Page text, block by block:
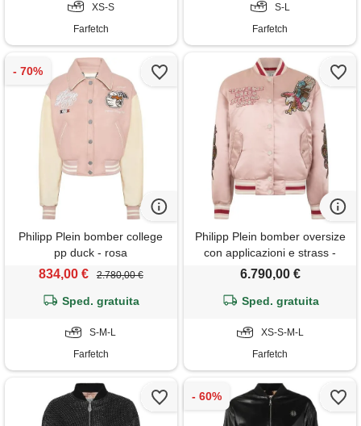
XS-S
Farfetch
S-L
Farfetch
Philipp Plein bomber college
pp duck - rosa
834,00 € 2.780,00 €
Sped. gratuita
S-M-L
Farfetch
Philipp Plein bomber oversize
con applicazioni e strass -
rosa
6.790,00 €
Sped. gratuita
XS-S-M-L
Farfetch